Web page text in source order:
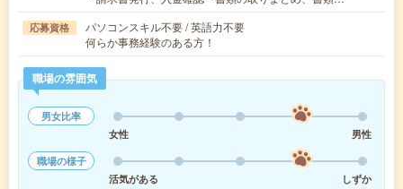
応募資格
パソコンスキル不要 / 英語力不要
何らか事務経験のある方！
職場の雰囲気
男女比率
女性
男性
職場の様子
活気がある
しずか